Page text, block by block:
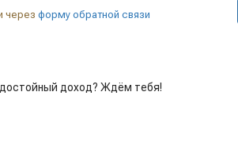
через форму обратной связи
достойный доход? Ждём тебя!